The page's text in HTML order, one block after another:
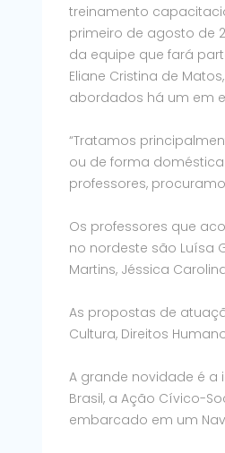
treinamento
primeiro de agosto de
da equipe que fará
Eliane Cristina de
abordados há um em
“Tratamos
ou de forma
professores,
Os professores que
no nordeste são Luísa
Martins, Jéssica
As propostas de
Cultura, Direitos
A grande novidade é a
Brasil, a Ação Cívico-
embarcado em um